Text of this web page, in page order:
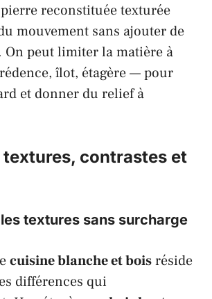
reconstituée texturée
mouvement sans ajouter de
peut limiter la matière à
îlot, étagère — pour
et donner du relief à
contrastes et
textures sans surcharge
cuisine blanche et boisréside
différences qui